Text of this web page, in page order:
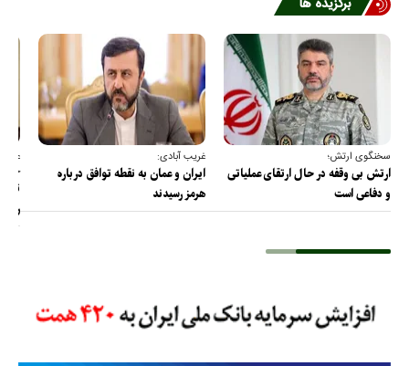
برگزیده ها
سخنگوی ارتش؛
ارتش بی وقفه در حال ارتقای عملیاتی
و دفاعی است
غریب آبادی:
ایران و عمان به نقطه توافق درباره
هرمز رسیدند
عضو
را